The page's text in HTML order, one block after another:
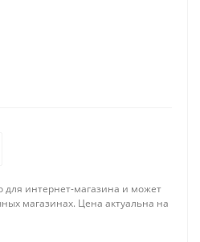
для интернет-магазина и может
магазинах. Цена актуальна на